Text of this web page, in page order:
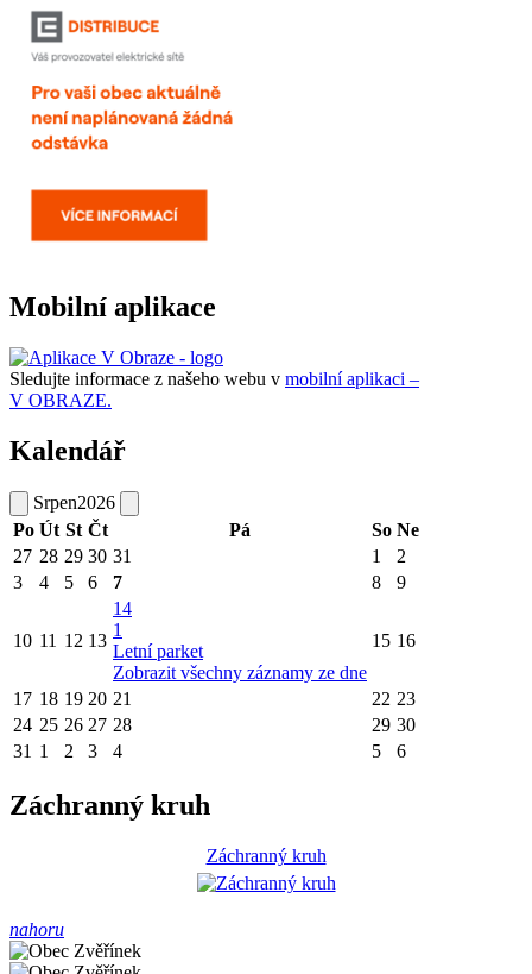
Mobilní aplikace
Sledujte informace z našeho webu v mobilní aplikaci –
V OBRAZE.
Kalendář
Srpen2026
Po Út St Čt Pá So Ne
27 28 29 30 31 1
2
3
4 5 6 7 8 9
10 11 12 13
14
1
Letní parket
Zobrazit všechny záznamy ze dne
15 16
17 18 19 20 21 22 23
24 25 26 27 28 29 30
31 1 2 3 4 5 6
Záchranný kruh
Záchranný kruh
nahoru